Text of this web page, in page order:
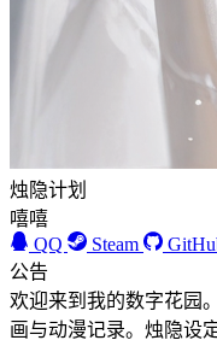
烛隐计划
嘻嘻
QQ
Steam
公告
欢迎来到我的数字花园
画与动漫记录。烛隐设